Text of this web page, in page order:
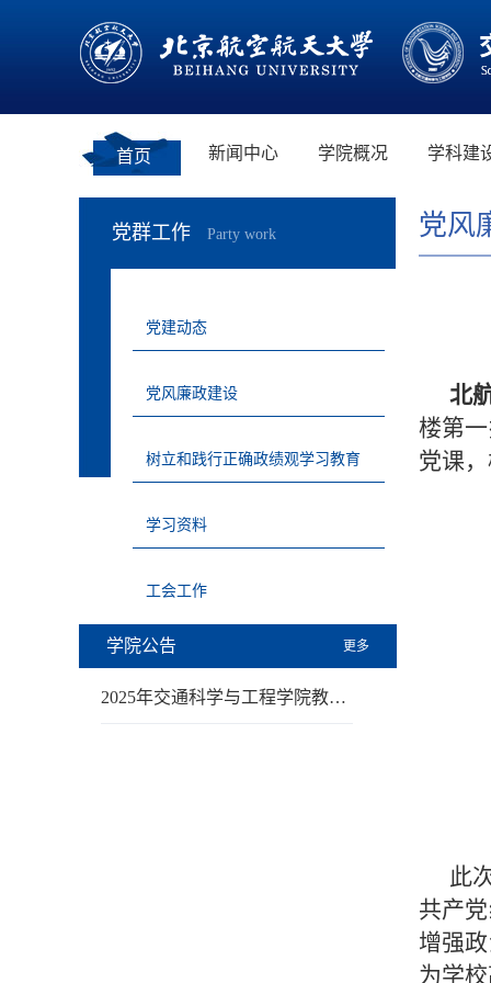
首页 新闻中心 学院概况 学科建
党群工作 Party work
党建动态
党风廉政建设
树立和践行正确政绩观学习教育
学习资料
工会工作
学院公告 更多
2025年交通科学与工程学院教…
党风
北
楼第
党课
此
共产
增强
为学